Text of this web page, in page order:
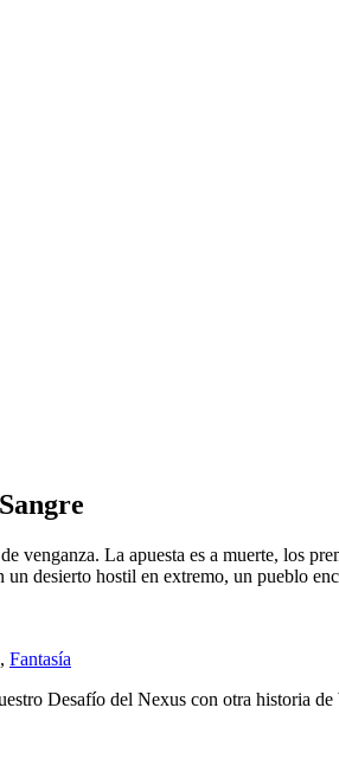
venganza. La apuesta es a muerte, los
desierto hostil en extremo, un pueblo
, Fantasía
Desafío del Nexus con otra historia